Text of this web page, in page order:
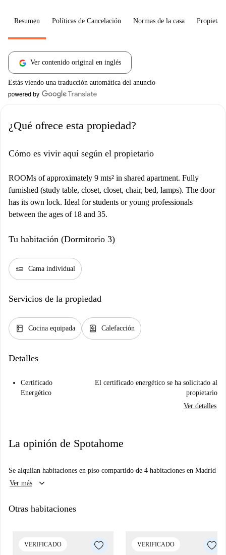
Resumen Políticas de Cancelación Normas de la casa
Ver contenido original en inglés
Estás viendo una traducción automática del anuncio
¿Qué ofrece esta propiedad?
Cómo es vivir aquí según el propietario
ROOMs of approximately 9 mts² in shared apartment. Fully
furnished (study table, closet, closet, chair, bed, lamps). The door
has its own lock. Ideal for students or young professionals
between the ages of 18 and 35.
Tu habitación (Dormitorio 3)
airline_seat_flat Cama individual
Servicios de la propiedad
kitchen Cocina equipada water_heater Calefacción
Detalles
Certificado
Energético
El certificado energético se ha solicitado al
propietario
Ver detalles
La opinión de Spotahome
Se alquilan habitaciones en piso compartido de 4 habitaciones en Madrid
Ver más
keyboard_arrow_down
Otras habitaciones
VERIFICADO VERIFICADO